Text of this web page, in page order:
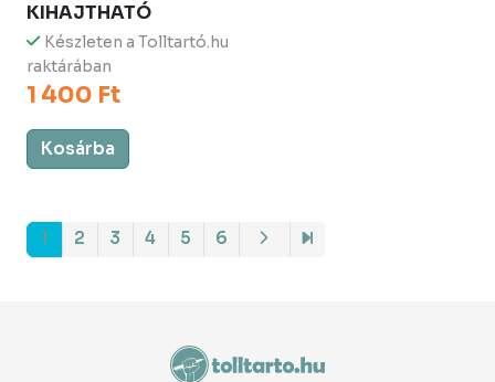
KIHAJTHATÓ
Készleten a Tolltartó.hu
raktárában
1 400 Ft
Kosárba
1 2 3 4 5 6